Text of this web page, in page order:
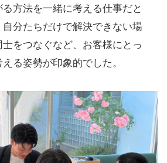
方法を一緒に考える仕事だと
分たちだけで解決できない場
をつなぐなど、お客様にとっ
る姿勢が印象的でした。